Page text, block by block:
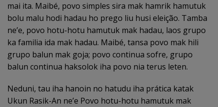
mai ita. Maibé, povo simples sira mak hamrik hamutuk
bolu malu hodi hadau ho prego liu husi eleição. Tamba
ne’e, povo hotu-hotu hamutuk mak hadau, laos grupo
ka familia ida mak hadau. Maibé, tansa povo mak hili
grupo balun mak goja; povo continua sofre, grupo
balun continua haksolok iha povo nia terus leten.
Neduni, tau iha hanoin no hatudu iha prática katak
Ukun Rasik-An ne’e Povo hotu-hotu hamutuk mak